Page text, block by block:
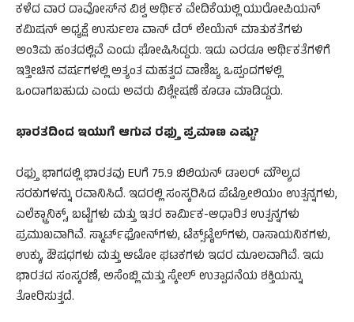
ಕಳೆದ ವಾರ ದಾವೋಸ್‌ನ ವಿಶ್ವ ಆರ್ಥಿಕ ವೇದಿಕೆಯಲ್ಲಿ ಯುರೋಪಿಯನ್
ಕಮಿಷನ್ ಅಧ್ಯಕ್ಷೆ ಉರ್ಸುಲಾ ವಾನ್ ಡೆರ್ ಲೇಯೆನ್ ಮಾತುಕತೆಗಳು
ಅಂತಿಮ ಹಂತದಲ್ಲಿವೆ ಎಂದು ಘೋಷಿಸಿದ್ದರು. ಇದು ಎರಡೂ ಆರ್ಥಿಕತೆಗಳಿಗೆ
ಇತ್ತೀಚಿನ ವರ್ಷಗಳಲ್ಲಿ ಅತ್ಯಂತ ಮಹತ್ವದ ವಾಣಿಜ್ಯ ಒಪ್ಪಂದಗಳಲ್ಲಿ
ಒಂದಾಗಬಹುದು ಎಂದು ಅವರು ವಿಶ್ಲೇಷಣೆ ಕೂಡಾ ಮಾಡಿದ್ದರು.
ಭಾರತದಿಂದ ಇಯುಗೆ ಆಗುವ ರಫ್ತು ಪ್ರಮಾಣ ಎಷ್ಟು?
ರಫ್ತು ಭಾಗದಲ್ಲಿ ಭಾರತವು EUಗೆ 75.9 ಬಿಲಿಯನ್ ಡಾಲರ್ ಮೌಲ್ಯದ
ಸರಕುಗಳನ್ನು ರವಾನಿಸಿದೆ. ಇದರಲ್ಲಿ ಸಂಸ್ಕರಿಸಿದ ಪೆಟ್ರೋಲಿಯಂ ಉತ್ಪನ್ನಗಳು,
ಎಲೆಕ್ಟ್ರಾನಿಕ್ಸ್, ಬಟ್ಟೆಗಳು ಮತ್ತು ಇತರ ಕಾರ್ಮಿಕ-ಆಧಾರಿತ ಉತ್ಪನ್ನಗಳು
ಪ್ರಮುಖವಾಗಿವೆ. ಸ್ಮಾರ್ಟ್‌ಫೋನ್‌ಗಳು, ಟೆಕ್ಸ್‌ಟೈಲ್‌ಗಳು, ರಾಸಾಯನಿಕಗಳು,
ಉಕ್ಕು, ಔಷಧಗಳು ಮತ್ತು ಆಟೋ ಘಟಕಗಳು ಇದರ ಮೂಲವಾಗಿವೆ. ಇದು
ಭಾರತದ ಸಂಸ್ಕರಣೆ, ಅಸೆಂಬ್ಲಿ ಮತ್ತು ಸ್ಕೇಲ್ ಉತ್ಪಾದನೆಯ ಶಕ್ತಿಯನ್ನು
ತೋರಿಸುತ್ತದೆ.